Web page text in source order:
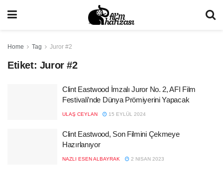
Home Tag Juror #2
Etiket: Juror #2
Clint Eastwood İmzalı Juror No. 2, AFI Film
Festivali’nde Dünya Prömiyerini Yapacak
ULAŞ CEYLAN 15 EYLÜL 2024
Clint Eastwood, Son Filmini Çekmeye
Hazırlanıyor
NAZLI ESEN ALBAYRAK 2 NISAN 2023